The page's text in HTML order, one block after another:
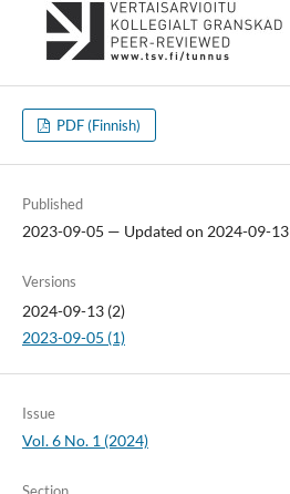
PDF (Finnish)
Published
2023-09-05 — Updated on 2024-09-13
Versions
2024-09-13 (2)
2023-09-05 (1)
Issue
Vol. 6 No. 1 (2024)